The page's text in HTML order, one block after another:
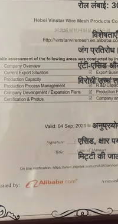
रोल लंबाई:
जंग प्रतिरोध।
एंटी-एसिड और
विरोधी उच्च
एसिड, क्षार
मिट्टी की